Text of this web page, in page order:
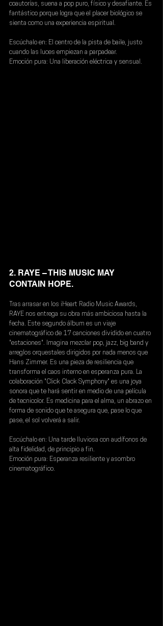
coautorías, suena a pop puro, físico y desafiante. Es
fantástico porque logra que el placer biológico se
sienta como una experiencia espiritual.
Escúchalo en: El centro de la pista de baile, justo
cuando las luces empiezan a parpadear.
Emoción pura: Una liberación eléctrica y sensual.
2. RAYE – THIS MUSIC MAY
CONTAIN HOPE.
Tras arrasar en los iHeart Radio Music Awards,
RAYE nos entrega su obra más ambiciosa hasta la
fecha. Este segundo álbum es un viaje
cinematográfico de 17 canciones dividido en cuatro
"estaciones". Imagina mezclar pop, jazz, big band y
arreglos orquestales dirigidos por nada menos que
Hans Zimmer. Es una pieza de resiliencia que
transforma el caos interno en esperanza pura. La
colaboración "Click Clack Symphony" es una joya
sonora que te hará sentir en medio de una película
de tecnicolor. Es medicina para el alma, un abrazo en
forma de sonido que te asegura que, pase lo que
pase, el sol volverá a salir.
Escúchalo en: Una tarde lluviosa con audífonos de
alta fidelidad, de principio a fin.
Emoción pura: Esperanza resiliente y asombro
cinematográfico.